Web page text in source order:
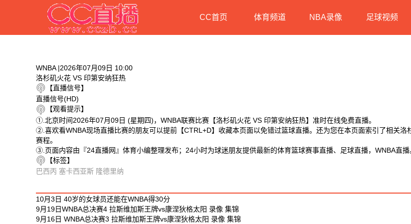
CC首页 体育频道 NBA录像 足球视频
WNBA |2026年07月09日 10:00
洛杉矶火花 VS 印第安纳狂热
【直播信号】
直播信号(HD)
【观看提示】
①.北京时间2026年07月09日 (星期四)，WNBA联赛比赛【洛杉矶火花 VS 印第安纳狂热】准时在线免费直播。
②.喜欢看WNBA现场直播比赛的朋友可以提前【CTRL+D】收藏本页面以免错过篮球直播。还为您在本页面索引了相关
赛程。
③.页面内容由『24直播网』体育小编整理发布；24小时为球迷朋友提供最新的体育篮球赛事直播、足球直播，WNBA直播
【标签】
巴西丙 塞卡西亚斯 隆德里纳
10月3日 40岁的女球员还能在WNBA得30分
9月19日WNBA总决赛4 拉斯维加斯王牌vs康涅狄格太阳 录像 集锦
9月16日 WNBA总决赛3 拉斯维加斯王牌vs康涅狄格太阳 录像 集锦